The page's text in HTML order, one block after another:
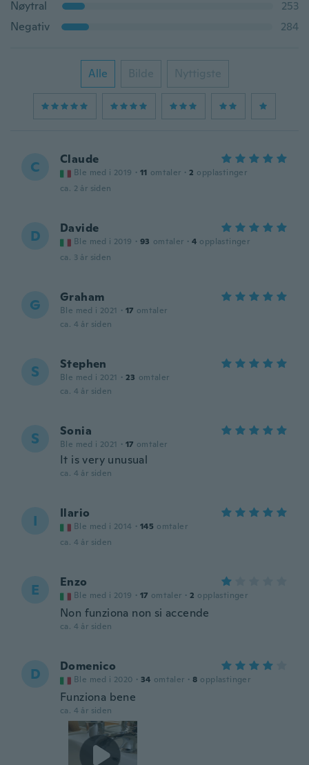
Nøytral
253
Negativ
284
Alle Bilde Nyttigste
C Claude
Ble med i 2019 · 11 omtaler · 2 opplastinger
ca. 2 år siden
D Davide
Ble med i 2019 · 93 omtaler · 4 opplastinger
ca. 3 år siden
G Graham
Ble med i 2021 · 17 omtaler
ca. 4 år siden
S Stephen
Ble med i 2021 · 23 omtaler
ca. 4 år siden
S Sonia
Ble med i 2021 · 17 omtaler
It is very unusual
ca. 4 år siden
I Ilario
Ble med i 2014 · 145 omtaler
ca. 4 år siden
E Enzo
Ble med i 2019 · 17 omtaler · 2 opplastinger
Non funziona non si accende
ca. 4 år siden
D Domenico
Ble med i 2020 · 34 omtaler · 8 opplastinger
Funziona bene
ca. 4 år siden